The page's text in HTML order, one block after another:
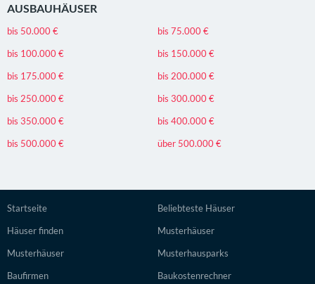
AUSBAUHÄUSER
bis 50.000 €
bis 75.000 €
bis 100.000 €
bis 150.000 €
bis 175.000 €
bis 200.000 €
bis 250.000 €
bis 300.000 €
bis 350.000 €
bis 400.000 €
bis 500.000 €
über 500.000 €
Startseite
Häuser finden
Musterhäuser
Baufirmen
Beliebteste Häuser
Musterhäuser
Musterhausparks
Baukostenrechner